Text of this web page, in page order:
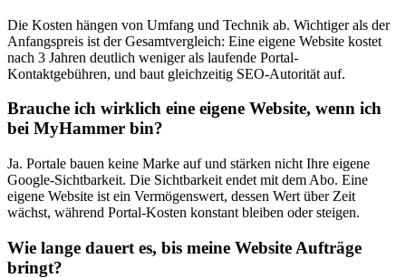
Die Kosten hängen von Umfang und Technik ab. Wichtiger als der
Anfangspreis ist der Gesamtvergleich: Eine eigene Website kostet
nach 3 Jahren deutlich weniger als laufende Portal-
Kontaktgebühren, und baut gleichzeitig SEO-Autorität auf.
Brauche ich wirklich eine eigene Website, wenn ich
bei MyHammer bin?
Ja. Portale bauen keine Marke auf und stärken nicht Ihre eigene
Google-Sichtbarkeit. Die Sichtbarkeit endet mit dem Abo. Eine
eigene Website ist ein Vermögenswert, dessen Wert über Zeit
wächst, während Portal-Kosten konstant bleiben oder steigen.
Wie lange dauert es, bis meine Website Aufträge
bringt?